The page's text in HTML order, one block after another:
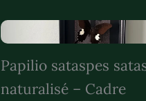
Papilio sataspes
naturalisé – Cadre